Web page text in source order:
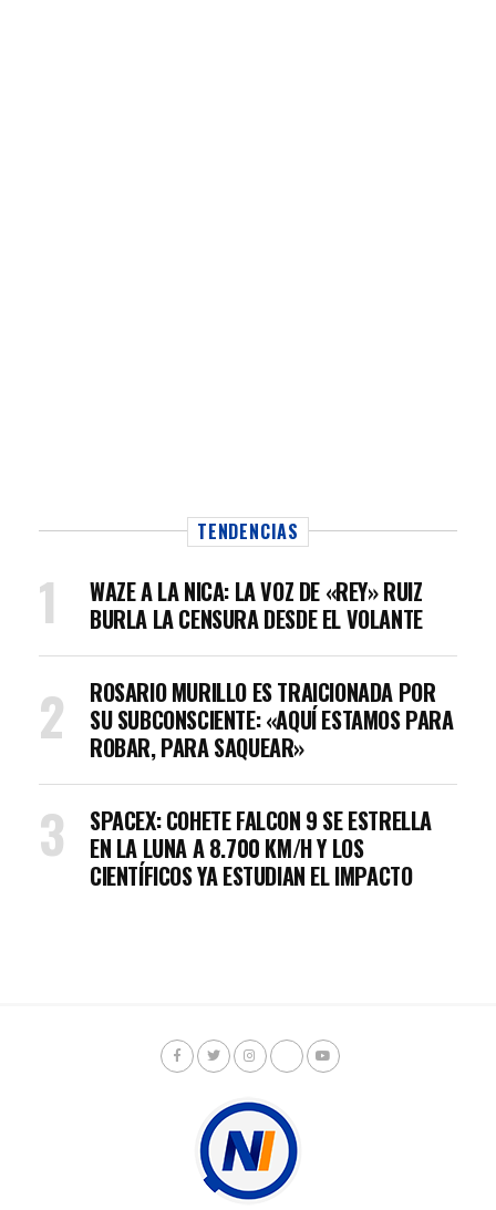
TENDENCIAS
WAZE A LA NICA: LA VOZ DE «REY» RUIZ
BURLA LA CENSURA DESDE EL VOLANTE
ROSARIO MURILLO ES TRAICIONADA POR
SU SUBCONSCIENTE: «AQUÍ ESTAMOS PARA
ROBAR, PARA SAQUEAR»
SPACEX: COHETE FALCON 9 SE ESTRELLA
EN LA LUNA A 8.700 KM/H Y LOS
CIENTÍFICOS YA ESTUDIAN EL IMPACTO